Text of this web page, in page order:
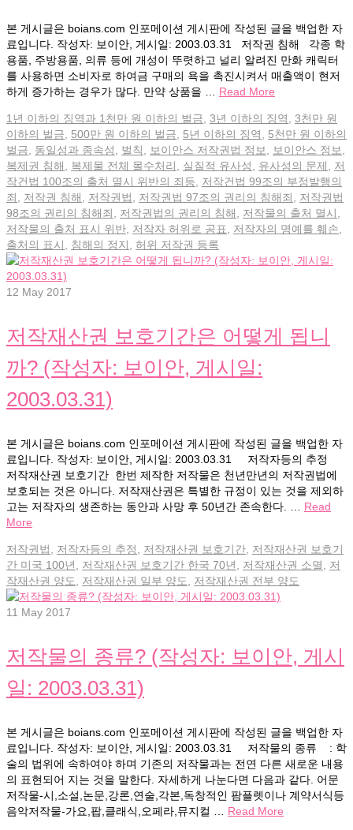
본 게시글은 boians.com 인포메이션 게시판에 작성된 글을 백업한 자
료입니다. 작성자: 보이안, 게시일: 2003.03.31 저작권 침해 각종 학
용품, 주방용품, 의류 등에 개성이 뚜렷하고 널리 알려진 만화 캐릭터
를 사용하면 소비자로 하여금 구매의 욕을 촉진시켜서 매출액이 현저
하게 증가하는 경우가 많다. 만약 상품을 … Read More
1년 이하의 징역과 1천만 원 이하의 벌금 3년 이하의 징역
3천만 원
이하의 벌금
500만 원 이하의 벌금 5년 이하의 징역
5천만 원 이하의
벌금
동일성과 종속성 벌칙 보이안스 저작권법 정보 보이안스 정보
복제권 침해
복제물 전체 몰수처리 실질적 유사성 유사성의 문제
저
작건법 100조의 출처 멸시 위반의 죄등
저작건법 99조의 부정발행의
죄
저작권 침해 저작권법 저작권법 97조의 권리의 침해죄
저작권법
98조의 권리의 침해죄
저작권법의 권리의 침해 저작물의 출처 멸시
저작물의 출처 표시 위반 저작자 허위로 공표 저작자의 명예를 훼손
출처의 표시
침해의 정지 허위 저작권 등록
12 May 2017
저작재산권 보호기간은 어떻게 됩니
까? (작성자: 보이안, 게시일:
2003.03.31)
본 게시글은 boians.com 인포메이션 게시판에 작성된 글을 백업한 자
료입니다. 작성자: 보이안, 게시일: 2003.03.31 저작자등의 추정
저작재산권 보호기간 한번 제작한 저작물은 천년만년의 저작권법에
보호되는 것은 아니다. 저작재산권은 특별한 규정이 있는 것을 제외하
고는 저작자의 생존하는 동안과 사망 후 50년간 존속한다. … Read
More
저작권법 저작자등의 추정 저작재산권 보호기간 저작재산권 보호기
간 미국 100년
저작재산권 보호기간 한국 70년 저작재산권 소멸
저
작재산권 양도
저작재산권 일부 양도 저작재산권 전부 양도
11 May 2017
저작물의 종류? (작성자: 보이안, 게시
일: 2003.03.31)
본 게시글은 boians.com 인포메이션 게시판에 작성된 글을 백업한 자
료입니다. 작성자: 보이안, 게시일: 2003.03.31 저작물의 종류 : 학
술의 법위에 속하여야 하며 기존의 저작물과는 전연 다른 새로운 내용
의 표현되어 지는 것을 말한다. 자세하게 나눈다면 다음과 같다. 어문
저작물-시,소설,논문,강론,연술,각본,독창적인 팜플렛이나 계약서식등
음악저작물-가요,팝,클래식,오페라,뮤지컬 … Read More